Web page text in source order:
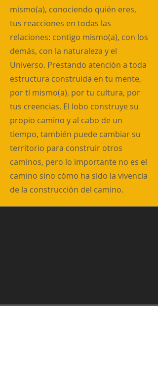
mismo(a), conociendo quién eres,
tus reacciones en todas las
relaciones: contigo mismo(a), con los
demás, con la naturaleza y el
Universo. Prestando atención a toda
estructura construida en tu mente,
por tí mismo(a), por tu cultura, por
tus creencias. El lobo construye su
propio camino y al cabo de un
tiempo, también puede cambiar su
territorio para construir otros
caminos, pero lo importante no es el
camino sino cómo ha sido la vivencia
de la construcción del camino.